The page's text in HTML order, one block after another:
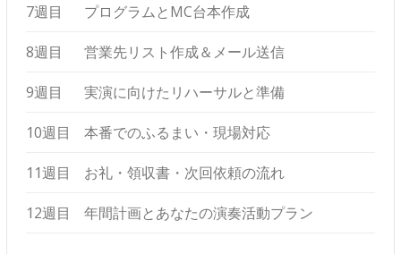
7週目 プログラムとMC台本作成
8週目 営業先リスト作成＆メール送信
9週目 実演に向けたリハーサルと準備
10週目 本番でのふるまい・現場対応
11週目 お礼・領収書・次回依頼の流れ
12週目 年間計画とあなたの演奏活動プラン